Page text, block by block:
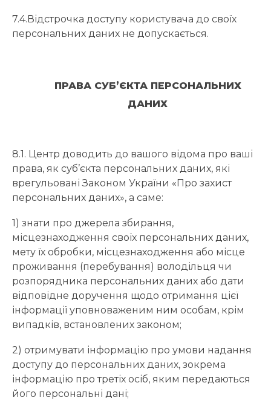
7.4.Відстрочка доступу користувача до своїх
персональних даних не допускається.
ПРАВА СУБ’ЄКТА ПЕРСОНАЛЬНИХ
ДАНИХ
8.1. Центр доводить до вашого відома про ваші
права, як суб’єкта персональних даних, які
врегульовані Законом України «Про захист
персональних даних», а саме:
1) знати про джерела збирання,
місцезнаходження своїх персональних даних,
мету їх обробки, місцезнаходження або місце
проживання (перебування) володільця чи
розпорядника персональних даних або дати
відповідне доручення щодо отримання цієї
інформації уповноваженим ним особам, крім
випадків, встановлених законом;
2) отримувати інформацію про умови надання
доступу до персональних даних, зокрема
інформацію про третіх осіб, яким передаються
його персональні дані;